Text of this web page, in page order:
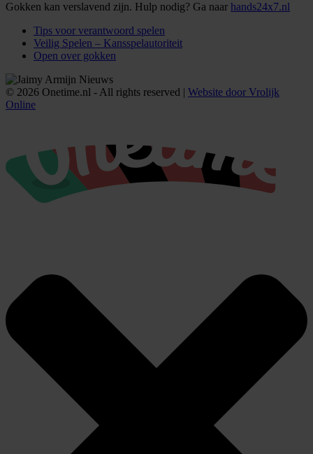
Gokken kan verslavend zijn. Hulp nodig? Ga naar hands24x7.nl
Tips voor verantwoord spelen
Veilig Spelen – Kansspelautoriteit
Open over gokken
© 2026 Onetime.nl - All rights reserved | Website door Vrolijk
Online